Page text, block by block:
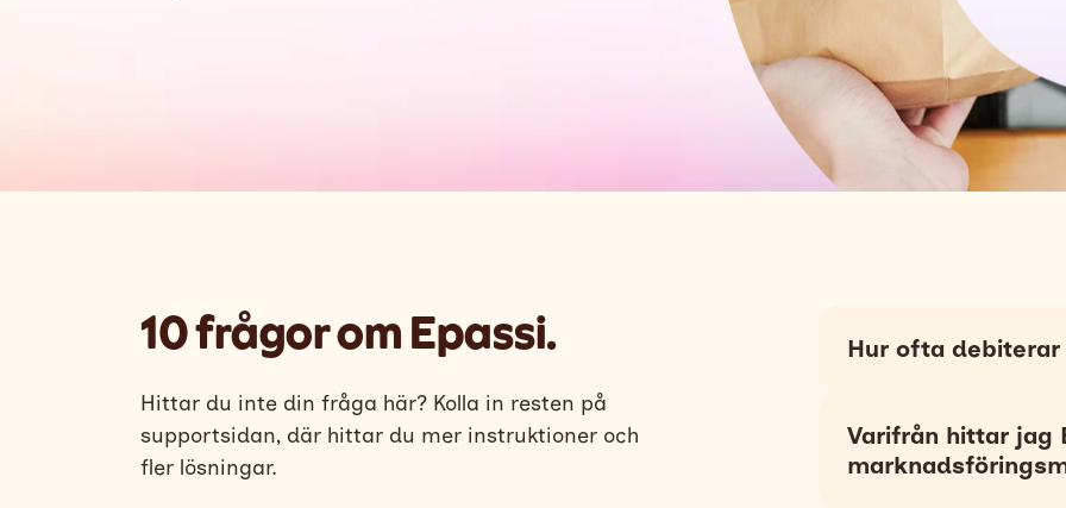
10 frågor om Epassi.
Hittar du inte din fråga här? Kolla in resten på
supportsidan, där hittar du mer instruktioner och
fler lösningar.
Hur ofta debiterar
tjänsteleverantörens
Varifrån hittar jag